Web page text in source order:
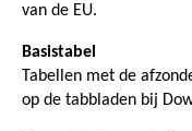
van de EU.
Basistabel
Tabellen met de
op de tabbladen bij